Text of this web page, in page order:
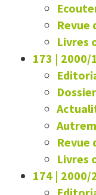
Revue
Livres
173 | 2000/1
Dossier
Revue
Livres
174 | 2000/